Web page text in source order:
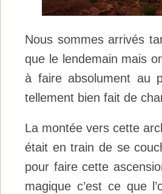
Nous sommes arrivés
que le lendemain mais
à faire absolument au
tellement bien fait de
La montée vers cette
était en train de se
pour faire cette
magique c’est ce que